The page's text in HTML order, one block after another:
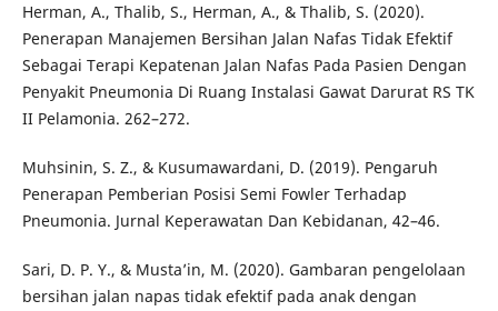
Herman, A., Thalib, S., Herman, A., & Thalib, S. (2020).
Penerapan Manajemen Bersihan Jalan Nafas Tidak Efektif
Sebagai Terapi Kepatenan Jalan Nafas Pada Pasien Dengan
Penyakit Pneumonia Di Ruang Instalasi Gawat Darurat RS TK
II Pelamonia. 262–272.
Muhsinin, S. Z., & Kusumawardani, D. (2019). Pengaruh
Penerapan Pemberian Posisi Semi Fowler Terhadap
Pneumonia. Jurnal Keperawatan Dan Kebidanan, 42–46.
Sari, D. P. Y., & Musta’in, M. (2020). Gambaran pengelolaan
bersihan jalan napas tidak efektif pada anak dengan